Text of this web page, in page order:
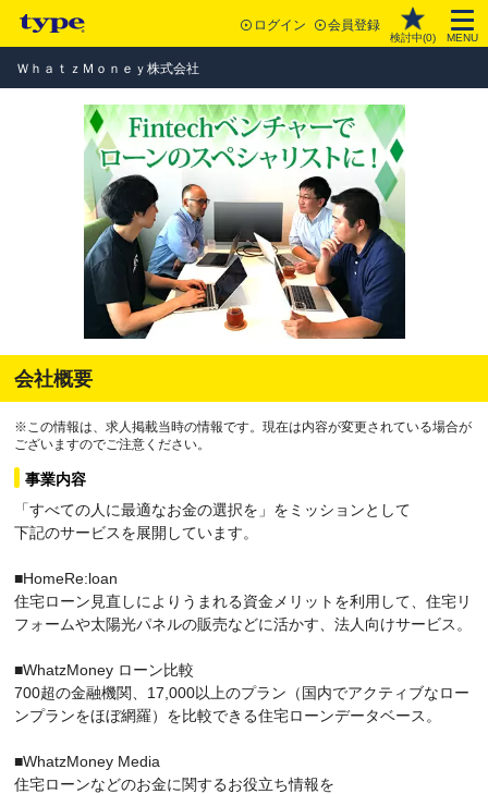
ログイン 会員登録
検討中(0) MENU
ＷｈａｔｚＭｏｎｅｙ株式会社
会社概要
※この情報は、求人掲載当時の情報です。現在は内容が変更されている場合が
ございますのでご注意ください。
事業内容
「すべての人に最適なお金の選択を」をミッションとして
下記のサービスを展開しています。
■HomeRe:loan
住宅ローン見直しによりうまれる資金メリットを利用して、住宅リ
フォームや太陽光パネルの販売などに活かす、法人向けサービス。
■WhatzMoney ローン比較
700超の金融機関、17,000以上のプラン（国内でアクティブなロー
ンプランをほぼ網羅）を比較できる住宅ローンデータベース。
■WhatzMoney Media
住宅ローンなどのお金に関するお役立ち情報を